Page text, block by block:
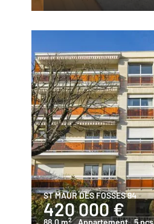
ST MAUR DES FOSSES 94
420 000 €
88,0 m2 , Appartement, 5 pcs